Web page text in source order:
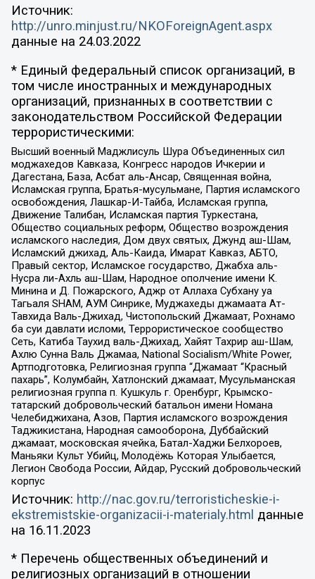
Источник:
http://unro.minjust.ru/NKOForeignAgent.aspx
данные на 24.03.2022
* Единый федеральный список организаций, в
том числе иностранных и международных
организаций, признанных в соответствии с
законодательством Российской Федерации
террористическими:
Высший военный Маджлисуль Шура Объединенных сил
моджахедов Кавказа, Конгресс народов Ичкерии и
Дагестана, База, Асбат аль-Ансар, Священная война,
Исламская группа, Братья-мусульмане, Партия исламского
освобождения, Лашкар-И-Тайба, Исламская группа,
Движение Талибан, Исламская партия Туркестана,
Общество социальных реформ, Общество возрождения
исламского наследия, Дом двух святых, Джунд аш-Шам,
Исламский джихад, Аль-Каида, Имарат Кавказ, АБТО,
Правый сектор, Исламское государство, Джабха аль-
Нусра ли-Ахль аш-Шам, Народное ополчение имени К.
Минина и Д. Пожарского, Аджр от Аллаха Субхану уа
Тагьаля SHAM, АУМ Синрике, Муджахеды джамаата Ат-
Тавхида Валь-Джихад, Чистопольский Джамаат, Рохнамо
ба суи давлати исломи, Террористическое сообщество
Сеть, Катиба Таухид валь-Джихад, Хайят Тахрир аш-Шам,
Ахлю Сунна Валь Джамаа, National Socialism/White Power,
Артподготовка, Религиозная группа “Джамаат “Красный
пахарь”, Колумбайн, Хатлонский джамаат, Мусульманская
религиозная группа п. Кушкуль г. Оренбург, Крымско-
татарский добровольческий батальон имени Номана
Челебиджихана, Азов, Партия исламского возрождения
Таджикистана, Народная самооборона, Дуббайский
джамаат, московская ячейка, Батал-Хаджи Белхороев,
Маньяки Культ Убийц, Молодёжь Которая Улыбается,
Легион Свобода России, Айдар, Русский добровольческий
корпус
Источник: http://nac.gov.ru/terroristicheskie-i-
ekstremistskie-organizacii-i-materialy.html данные
на 16.11.2023
* Перечень общественных объединений и
религиозных организаций в отношении